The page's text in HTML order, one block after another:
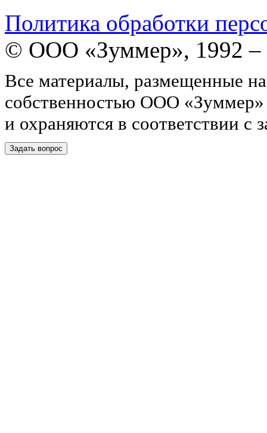
Политика обработки
© ООО «Зуммер», 1992 –
Все материалы, размещенные
собственностью ООО «Зуммер»
и охраняются в соответствии с
Задать вопрос